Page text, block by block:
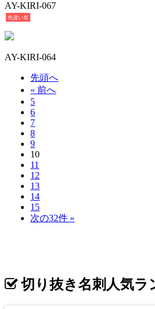
AY-KIRI-067
色違い有
AY-KIRI-064
先頭へ
« 前へ
5
6
7
8
9
10
11
12
13
14
15
次の32件 »
切り抜き名刺人気ラ